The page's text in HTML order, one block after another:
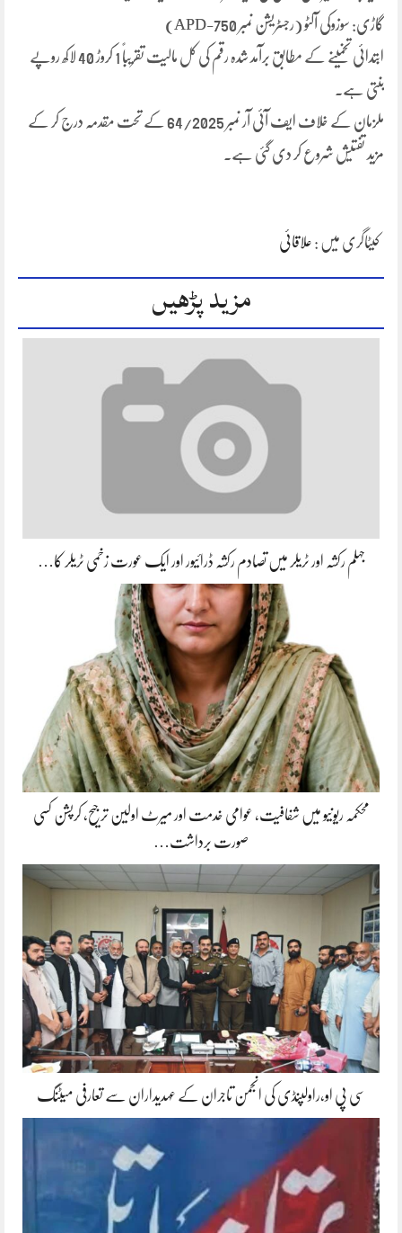
گاڑی: سوزوکی آلٹو (رجسٹریشن نمبر APD-750)
ابتدائی تخمینے کے مطابق برآمد شدہ رقم کی کل مالیت تقریباً 1 کروڑ 40 لاکھ روپے
بنتی ہے۔
ملزمان کے خلاف ایف آئی آر نمبر 64/2025 کے تحت مقدمہ درج کر کے
مزید تفتیش شروع کر دی گئی ہے۔
کیٹاگری میں : علاقائی
مزید پڑھیں
جہلم رکشہ اور ٹریلر میں تصادم رکشہ ڈرائیور اور ایک عورت زخمی ٹریلر کا…
محکمہ ریونیو میں شفافیت، عوامی خدمت اور میرٹ اولین ترجیح، کرپشن کسی
صورت برداشت…
سی پی او،راولپنڈی کی انجمن تاجران کے عہدیداران سے تعارفی میٹنگ